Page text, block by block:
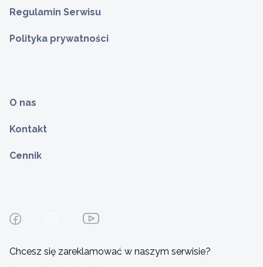
Regulamin Serwisu
Polityka prywatności
O nas
Kontakt
Cennik
Chcesz się zareklamować w naszym serwisie?